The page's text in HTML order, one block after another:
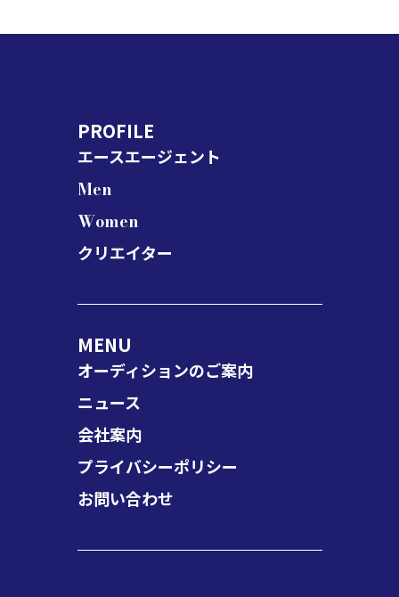
PROFILE
エースエージェント
Men
Women
クリエイター
MENU
オーディションのご案内
ニュース
会社案内
プライバシーポリシー
お問い合わせ